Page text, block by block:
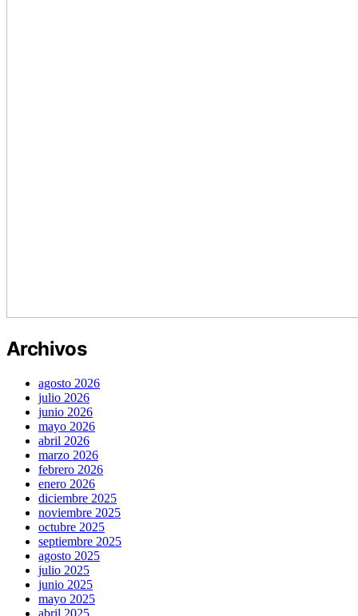
Archivos
agosto 2026
julio 2026
junio 2026
mayo 2026
abril 2026
marzo 2026
febrero 2026
enero 2026
diciembre 2025
noviembre 2025
octubre 2025
septiembre 2025
agosto 2025
julio 2025
junio 2025
mayo 2025